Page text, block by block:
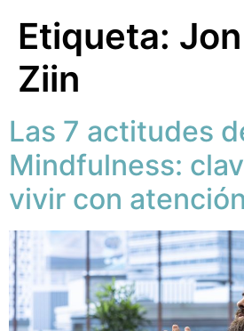
Etiqueta:
Ziin
Las 7 actitudes
Mindfulness:
vivir con